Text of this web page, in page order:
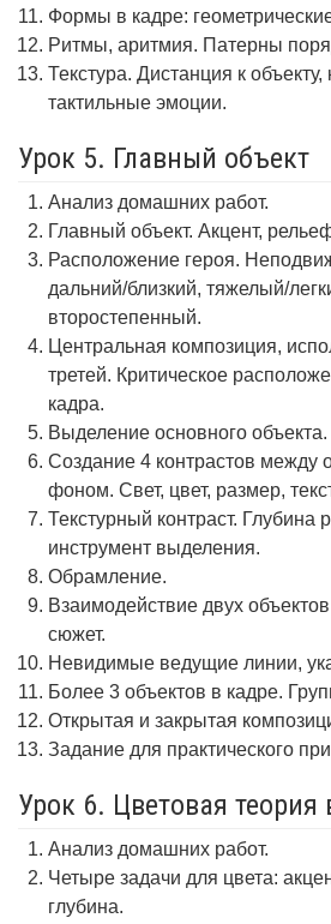
Формы в кадре:
Ритмы, аритмия. Патерны
Текстура. Дистанция к объекту,
тактильные эмоции.
Урок 5. Главный объект
Анализ домашних работ.
Главный объект. Акцент,
Расположение героя.
дальний/близкий, тяжелый/
второстепенный.
Центральная композиция,
третей. Критическое
кадра.
Выделение основного объекта.
Создание 4 контрастов между
фоном. Свет, цвет, размер,
Текстурный контраст. Глубина
инструмент выделения.
Обрамление.
Взаимодействие двух
сюжет.
Невидимые ведущие линии,
Более 3 объектов в кадре.
Открытая и закрытая
Задание для практического
Урок 6. Цветовая
Анализ домашних работ.
Четыре задачи для цвета:
глубина.